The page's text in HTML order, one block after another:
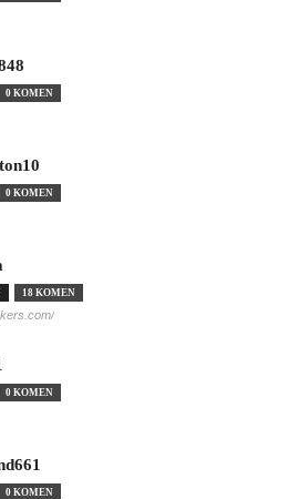
0 KOMEN
0 KOMEN
18 KOMEN
0 KOMEN
0 KOMEN